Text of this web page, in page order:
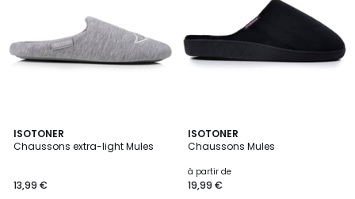
ISOTONER
Chaussons extra-light Mules
13,99 €
ISOTONER
Chaussons Mules
à partir de
19,99 €
3
Couleurs